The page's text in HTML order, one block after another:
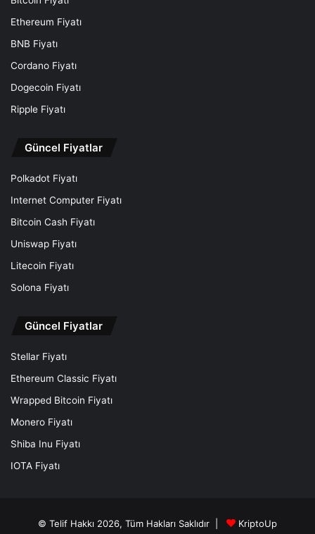
Ethereum Fiyatı
BNB Fiyatı
Cordano Fiyatı
Dogecoin Fiyatı
Ripple Fiyatı
Güncel Fiyatlar
Polkadot Fiyatı
Internet Computer Fiyatı
Bitcoin Cash Fiyatı
Uniswap Fiyatı
Litecoin Fiyatı
Solona Fiyatı
Güncel Fiyatlar
Stellar Fiyatı
Ethereum Classic Fiyatı
Wrapped Bitcoin Fiyatı
Monero Fiyatı
Shiba Inu Fiyatı
IOTA Fiyatı
© Telif Hakkı 2026, Tüm Hakları Saklıdır | KriptoUp